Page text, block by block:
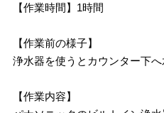
【作業時間】1時間
【作業前の様子】
浄水器を使うとカウンター下
【作業内容】